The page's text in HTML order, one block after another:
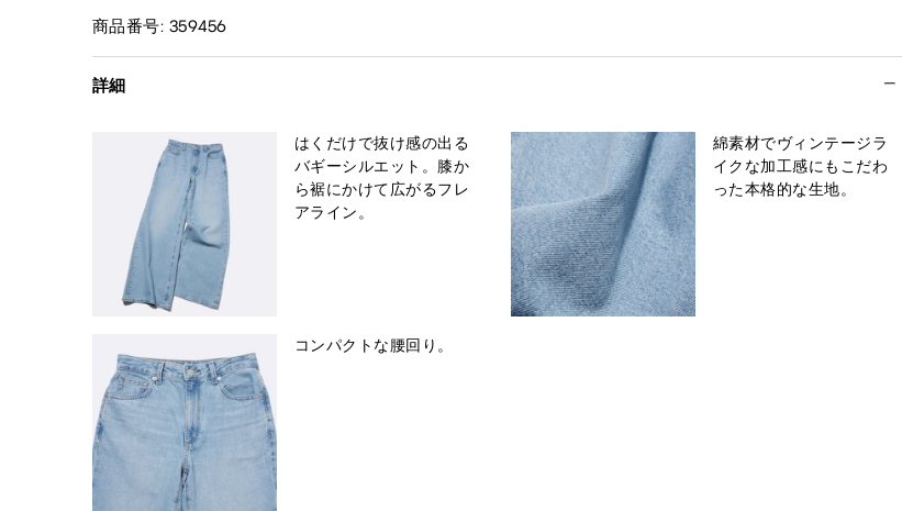
商品番号: 359456
詳細
はくだけで抜け感の出る
バギーシルエット。膝か
ら裾にかけて広がるフレ
アライン。
綿素材でヴィンテージラ
イクな加工感にもこだわ
った本格的な生地。
コンパクトな腰回り。